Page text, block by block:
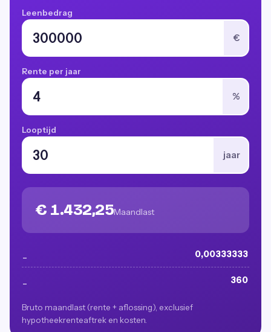
Leenbedrag
€
Rente per jaar
%
Looptijd
jaar
€ 1.432,25Maandlast
0,00333333
360
Bruto maandlast (rente + aflossing), exclusief
hypotheekrenteaftrek en kosten.